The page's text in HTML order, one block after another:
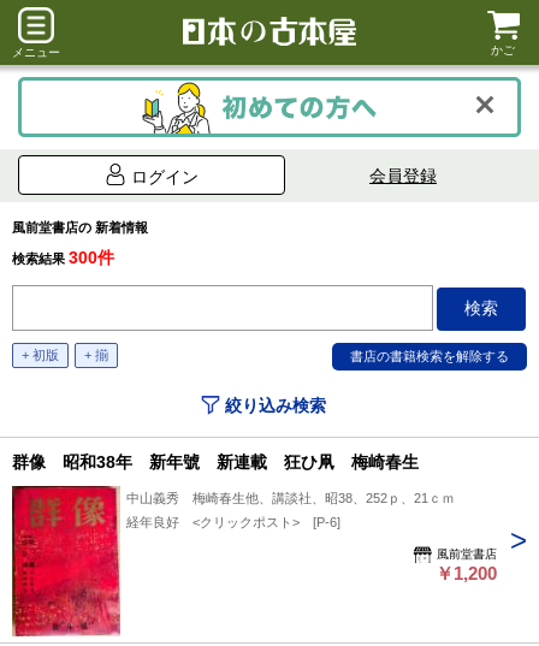
メニュー かご
ログイン 会員登録
風前堂書店の 新着情報
検索結果 300件
+ 初版 + 揃
絞り込み検索
群像 昭和38年 新年號 新連載 狂ひ凧 梅崎春生
中山義秀 梅崎春生他、講談社、昭38、252ｐ、21ｃｍ
経年良好 <クリックポスト> [P-6]
風前堂書店
￥1,200